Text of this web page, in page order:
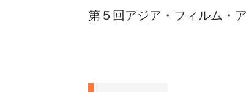
第５回アジア・フィ